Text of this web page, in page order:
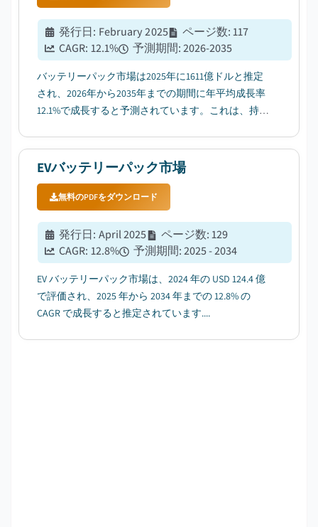
発行日: February 2025 ページ数:117
CAGR: 12.1% 予測期間:2026-2035
バッテリーパック市場は2025年に1611億ドルと推定
され、2026年から2035年までの期間に年平均成長率
12.1%で成長すると予測されています。これは、持続
EVバッテリーパック市場
無料のPDFをダウンロード
発行日: April 2025 ページ数:129
CAGR: 12.8% 予測期間:2025 - 2034
EV バッテリーパック市場は、2024 年の USD 124.4 億
で評価され、2025 年から 2034 年までの 12.8% の
CAGR で成長すると推定されています....